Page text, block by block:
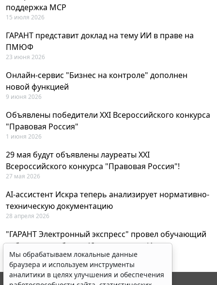
поддержка MCP
15 июля 2026
ГАРАНТ представит доклад на тему ИИ в праве на
ПМЮФ
23 июня 2026
Онлайн-сервис "Бизнес на контроле" дополнен
новой функцией
9 июня 2026
Объявлены победители XXI Всероссийского конкурса
"Правовая Россия"
1 июня 2026
29 мая будут объявлены лауреаты XXI
Всероссийского конкурса "Правовая Россия"!
27 мая 2026
AI-ассистент Искра теперь анализирует нормативно-
техническую документацию
28 апреля 2026
"ГАРАНТ Электронный экспресс" провел обучающий
вебинар по работе с AI-ассистентом Искра
23 апреля 2026
Мы обрабатываем локальные данные
браузера и используем инструменты
аналитики в целях улучшения и обеспечения